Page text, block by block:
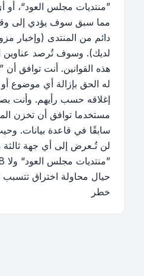
”منتديات مجلس العود“،
مما سبق سوف يؤدي إلى
دائم من المنتدى (وإخبار
لديك). وسوف تُرصد عناوين
هذه القوانين. أنت توافق
له الحق بإزالة أي موضوع أو
إغلاقه حسب رأيهم. وأنت
مستخدما توافق أن تخزن
سابقًا في قاعدة بيانات.
لن تُـعرض إلى أي جهة
حيال محاولة اختراق
خطر